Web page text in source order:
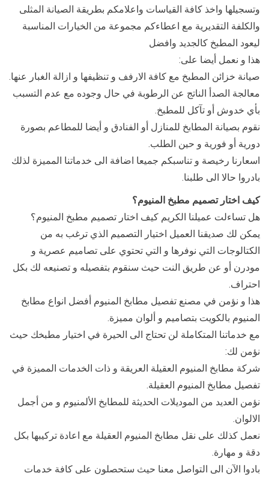
وتسجيلها واخذ كافة القياسات واعلامكم بطريقة الصيانة المثلى
والكلفة التقديرية مع اعطاءكم مجموعة من الخيارات المناسبة
ليعود المطبخ كالجديد وافضل
هذا و نعمل أيضا على:
صيانة خزائن المطبخ مع كافة الارفف و تنظيفها و ازالة الغبار عنها.
معالجة الصدأ الناتج عن الرطوبة في حال وجوده مع عدم التسبب
بأي خدوش أو تآكل للمطبخ.
نقوم بصيانة المطابخ للمنازل أو الفنادق و أيضا للمطاعم بصورة
دورية أو فورية و حين الطلب.
اسعارنا رخيصة و تناسبكم جميعا اضافة الى خدماتنا المميزة لذلك
بادروا حالا الى طلبنا.
كيف اختار تصميم مطبخ المنيوم؟
هل تساءلت عميلنا الكريم كيف اختار تصميم مطبخ المنيوم؟
يمكن لك صديقنا العميل اختيار التصميم الذي ترغب به من
الكتالوجات التي نوفرها و التي تحتوي على تصاميم عصرية و
مودرن أو عن طريق النت حيث سنقوم بتفصيله و تصنيعه لك بكل
احتراف.
هذا و نؤمن في مصنع تفصيل مطابخ المنيوم أفضل انواع مطابخ
المنيوم بالكويت بتصاميم و ألوان مميزة.
مع خدماتنا المتكاملة لن تحتاج الى الحيرة في اختيار مطبخك حيث
نؤمن لك:
شركة مطابخ المنيوم العقيلة العريقة و ذات الخدمات المميزة في
تفصيل مطابخ المنيوم العقيلة.
نؤمن العديد من الموديلات الحديثة للمطابخ الألمنيوم و من أجمل
الالوان.
نعمل كذلك على نقل مطابخ المنيوم العقيلة مع اعادة تركيبها بكل
دقة و مهارة.
بادوا الآن الى التواصل معنا حيث ستحصلون على كافة خدمات